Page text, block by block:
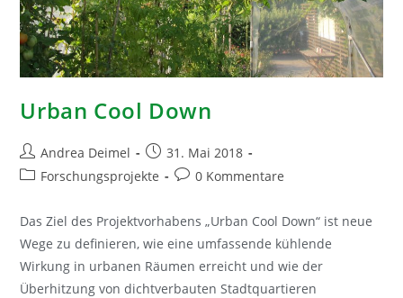
Urban Cool Down
Beitrags-
Autor:
Andrea Deimel
Beitrag
veröffentlicht:
31. Mai 2018
Beitrags-
Forschungsprojekte
Beitrags-
0 Kommentare
Das Ziel des Projektvorhabens „Urban Cool Down“ ist neue
Wege zu definieren, wie eine umfassende kühlende
Wirkung in urbanen Räumen erreicht und wie der
Überhitzung von dichtverbauten Stadtquartieren